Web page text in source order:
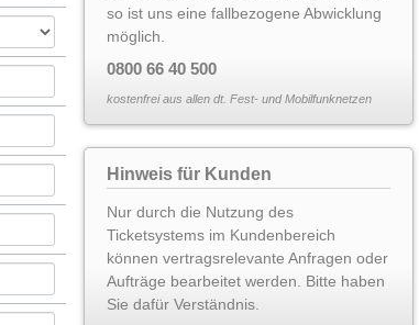
so ist uns eine fallbezogene Abwicklung
möglich.
0800 66 40 500
kostenfrei aus allen dt. Fest- und Mobilfunknetzen
Hinweis für Kunden
Nur durch die Nutzung des
Ticketsystems im Kundenbereich
können vertragsrelevante Anfragen oder
Aufträge bearbeitet werden. Bitte haben
Sie dafür Verständnis.